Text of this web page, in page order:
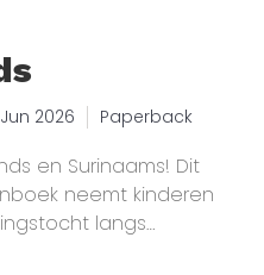
Jun 2026 Paperback
en Surinaams! Dit
neemt kinderen
langs